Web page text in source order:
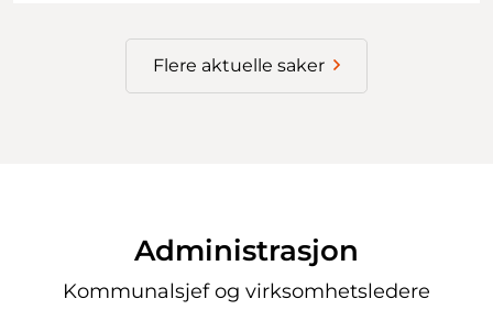
Flere aktuelle saker
Administrasjon
Kommunalsjef og virksomhetsledere